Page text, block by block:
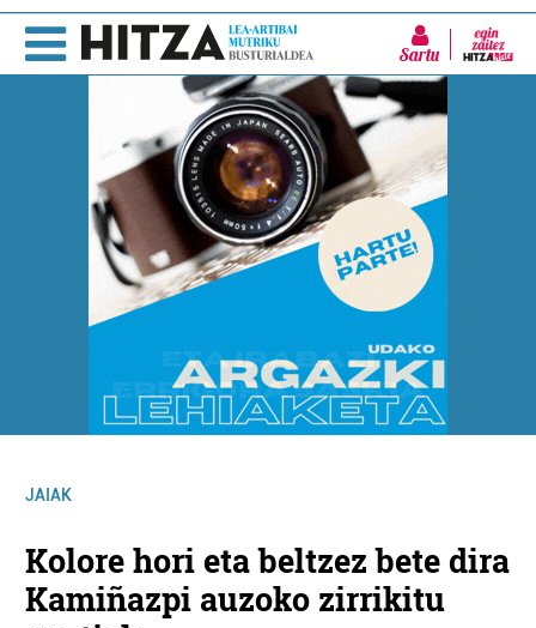
Sartu
JAIAK
Kolore hori eta beltzez bete dira
Kamiñazpi auzoko zirrikitu